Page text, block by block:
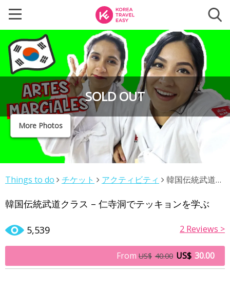
SOLD OUT
More Photos
Things to do チケット アクティビティ
韓国伝統武道ク
韓国伝統武道クラス – 仁寺洞でテッキョンを学ぶ
5,539 2 Reviews >
From US$ 40.00 US$ 30.00